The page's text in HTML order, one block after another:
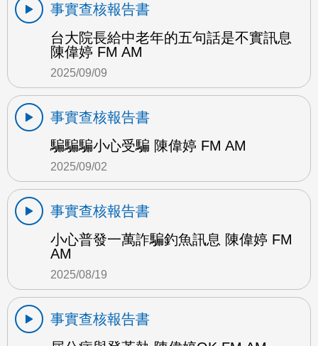
事實查核報告書
台大院長給中老年的五句話是不實訊息
陳偉婷 FM AM
2025/09/09
事實查核報告書
騙騙騙小心受騙 陳偉婷 FM AM
2025/09/02
事實查核報告書
小心普發一萬詐騙釣魚訊息 陳偉婷 FM
AM
2025/08/19
事實查核報告書